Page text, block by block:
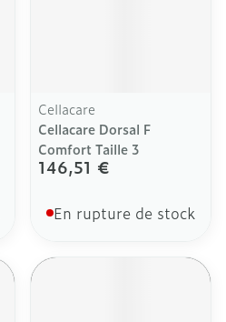
Cellacare
Cellacare Dorsal F
Comfort Taille 3
146,51 €
En rupture de stock